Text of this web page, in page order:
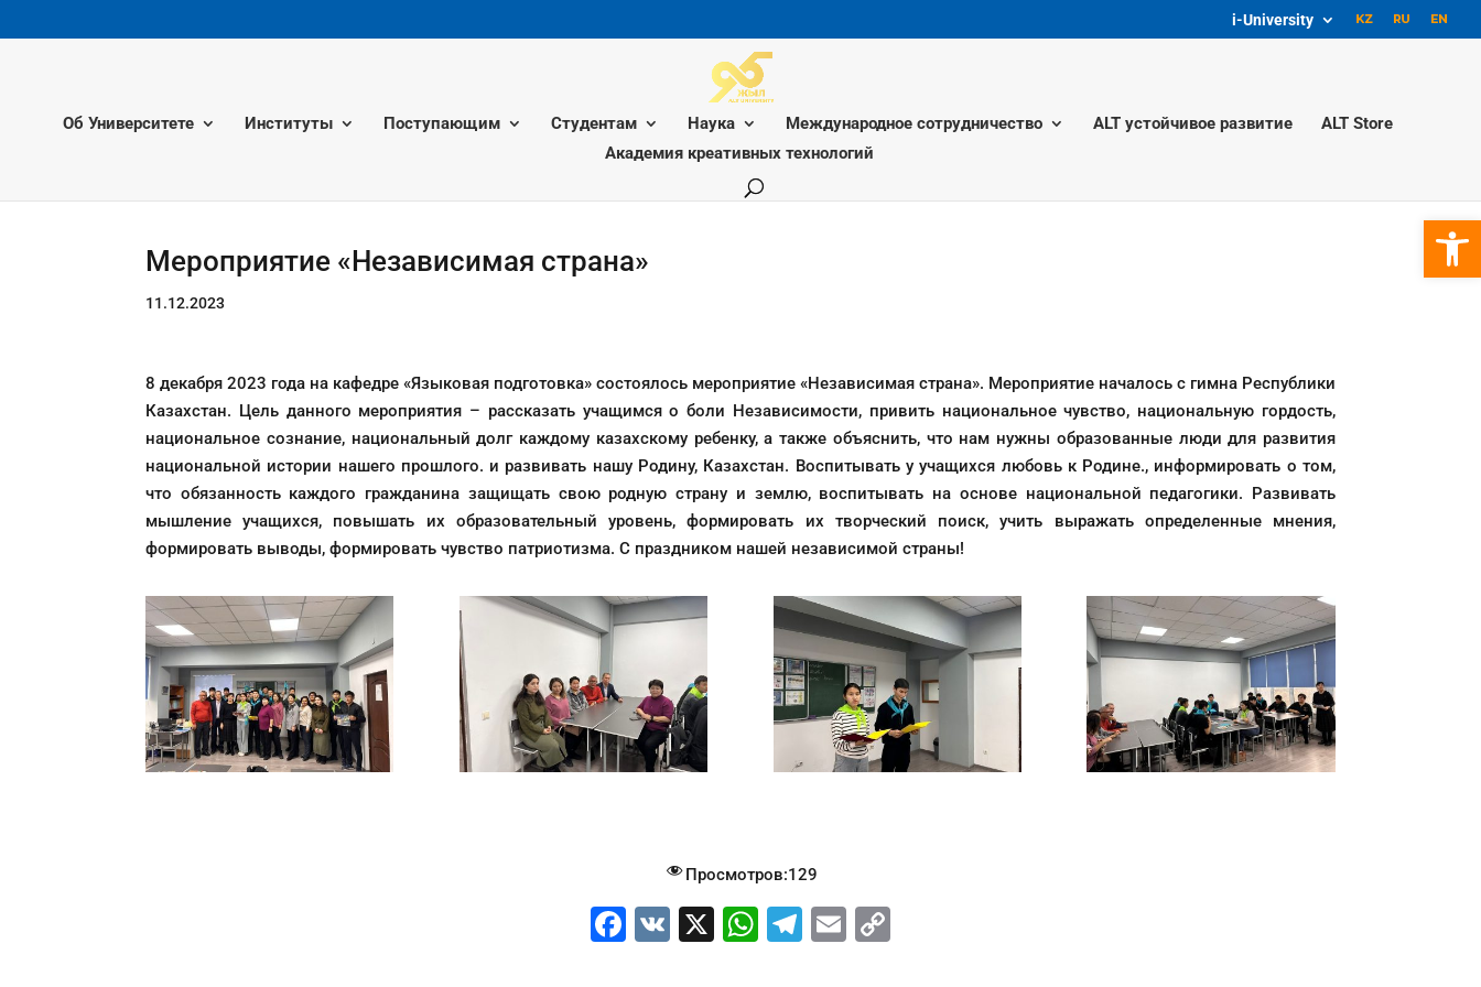
i-University
Об Университете Институты Поступающим Студентам Наука Международное сотрудничество ALT устойчивое развитие
ALT Store
Академия креативных технологий
Мероприятие «Независимая страна»
11.12.2023
8 декабря 2023 года на кафедре «Языковая подготовка» состоялось мероприятие «Независимая страна». Мероприятие началось с гимна Республики
Казахстан. Цель данного мероприятия – рассказать учащимся о боли Независимости, привить национальное чувство, национальную гордость,
национальное сознание, национальный долг каждому казахскому ребенку, а также объяснить, что нам нужны образованные люди для развития
национальной истории нашего прошлого. и развивать нашу Родину, Казахстан. Воспитывать у учащихся любовь к Родине., информировать о том,
что обязанность каждого гражданина защищать свою родную страну и землю, воспитывать на основе национальной педагогики. Развивать
мышление учащихся, повышать их образовательный уровень, формировать их творческий поиск, учить выражать определенные мнения,
формировать выводы, формировать чувство патриотизма. С праздником нашей независимой страны!
Просмотров:129
F
V X W T E